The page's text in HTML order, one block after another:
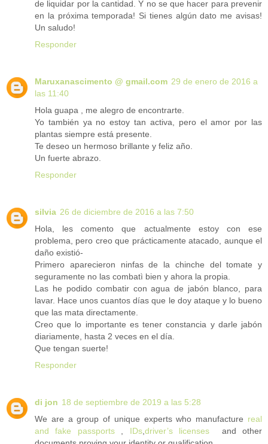
de liquidar por la cantidad. Y no se que hacer para prevenir
en la próxima temporada! Si tienes algún dato me avisas!
Un saludo!
Responder
Maruxanascimento @ gmail.com 29 de enero de 2016 a
las 11:40
Hola guapa , me alegro de encontrarte.
Yo también ya no estoy tan activa, pero el amor por las
plantas siempre está presente.
Te deseo un hermoso brillante y feliz año.
Un fuerte abrazo.
Responder
silvia 26 de diciembre de 2016 a las 7:50
Hola, les comento que actualmente estoy con ese
problema, pero creo que prácticamente atacado, aunque el
daño existió-
Primero aparecieron ninfas de la chinche del tomate y
seguramente no las combatì bien y ahora la propia.
Las he podido combatir con agua de jabón blanco, para
lavar. Hace unos cuantos días que le doy ataque y lo bueno
que las mata directamente.
Creo que lo importante es tener constancia y darle jabón
diariamente, hasta 2 veces en el día.
Que tengan suerte!
Responder
di jon 18 de septiembre de 2019 a las 5:28
We are a group of unique experts who manufacture real
and fake passports, IDs, driver’s licensesand other